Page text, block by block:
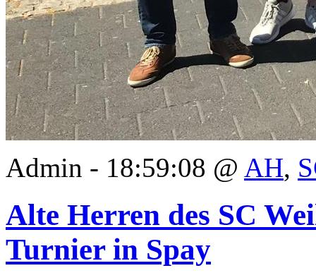
Admin - 18:59:08 @ AH,
Alte Herren des SC
Turnier in Spay